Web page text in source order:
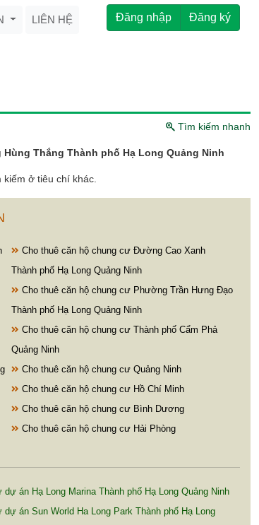
LIÊN HỆ Đăng nhập Đăng ký
Tìm kiếm nhanh
Thắng Thành phố Hạ Long Quảng Ninh
ở tiêu chí khác.
Cho thuê căn hộ chung cư Đường Cao Xanh
Thành phố Hạ Long Quảng Ninh
Cho thuê căn hộ chung cư Phường Trần Hưng Đạo
Thành phố Hạ Long Quảng Ninh
Cho thuê căn hộ chung cư Thành phố Cẩm Phả
Quảng Ninh
Cho thuê căn hộ chung cư Quảng Ninh
Cho thuê căn hộ chung cư Hồ Chí Minh
Cho thuê căn hộ chung cư Bình Dương
Cho thuê căn hộ chung cư Hải Phòng
dự án Hạ Long Marina Thành phố Hạ Long Quảng Ninh
dự án Sun World Ha Long Park Thành phố Hạ Long